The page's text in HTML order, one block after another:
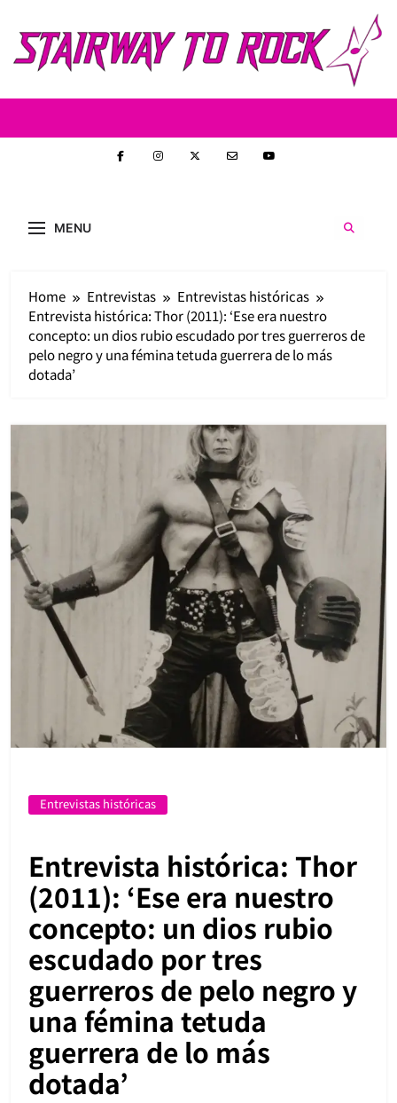
content
ofrecer contenido original, profundo y sin
MENU
Home Entrevistas
Entrevistas históricas
Entrevista histórica: Thor (2011): ‘Ese era nuestro
concepto: un dios rubio escudado por tres guerreros de
pelo negro y una fémina tetuda guerrera de lo más
dotada’
Entrevistas históricas
Entrevista histórica: Thor
(2011): ‘Ese era nuestro
concepto: un dios rubio
escudado por tres
guerreros de pelo negro y
una fémina tetuda
guerrera de lo más
dotada’